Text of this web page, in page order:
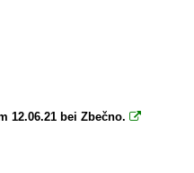
12.06.21 bei Zbečno. 